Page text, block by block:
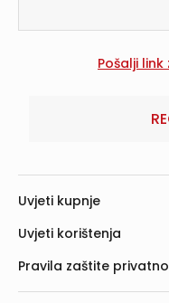
Uvjeti kupnje
Uvjeti korištenja
Pravila zaštite